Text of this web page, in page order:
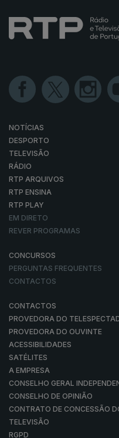
NOTÍCIAS
DESPORTO
TELEVISÃO
RÁDIO
RTP ARQUIVOS
RTP ENSINA
RTP PLAY
EM DIRETO
REVER PROGRAMAS
CONCURSOS
PERGUNTAS FREQUENTES
CONTACTOS
CONTACTOS
PROVEDORA DO
PROVEDORA DO OUVINTE
ACESSIBILIDADES
SATÉLITES
A EMPRESA
CONSELHO GERAL
CONSELHO DE OPINIÃO
CONTRATO DE CONCESSÃO
TELEVISÃO
RGPD